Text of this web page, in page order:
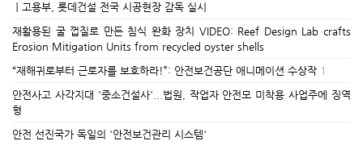
ㅣ고용부, 롯데건설 전국 시공현장 감독 실시
재활용된 굴 껍질로 만든 침식 완화 장치 VIDEO: Reef Design Lab crafts
Erosion Mitigation Units from recycled oyster shells
“재해귀로부터 근로자를 보호하라!”: 안전보건공단 애니메이션 수상작 1
안전사고 사각지대 '중소건설사'...법원, 작업자 안전모 미착용 사업주에 징역
형
안전 선진국가 독일의 '안전보건관리 시스템'